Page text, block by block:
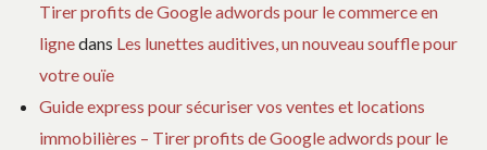
Tirer profits de Google adwords pour le commerce en
lignedans Les lunettes auditives, un nouveau souffle pour
votre ouïe
Guide express pour sécuriser vos ventes et locations
immobilières – Tirer profits de Google adwords pour le